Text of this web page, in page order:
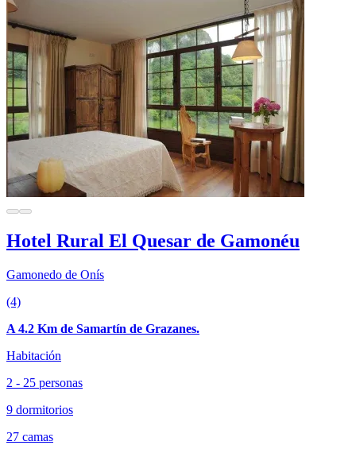
Hotel Rural El Quesar de Gamonéu
Gamonedo de Onís
(4)
A 4.2 Km de Samartín de Grazanes.
Habitación
2 - 25 personas
9 dormitorios
27 camas